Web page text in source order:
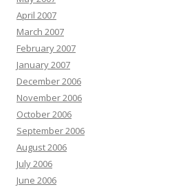
April 2007
March 2007
February 2007
January 2007
December 2006
November 2006
October 2006
September 2006
August 2006
July 2006
June 2006